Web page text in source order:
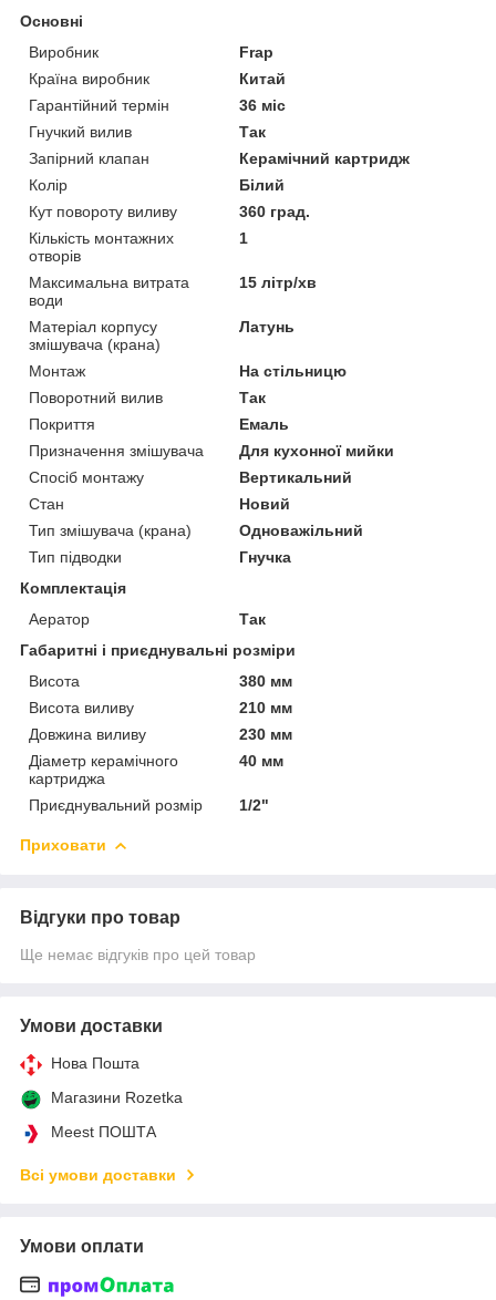
Основні
Виробник
Frap
Країна виробник
Китай
Гарантійний термін
36 міс
Гнучкий вилив
Так
Запірний клапан
Керамічний картридж
Колір
Білий
Кут повороту виливу
360 град.
Кількість монтажних
отворів
1
Максимальна витрата
води
15 літр/хв
Матеріал корпусу
змішувача (крана)
Латунь
Монтаж
На стільницю
Поворотний вилив
Так
Покриття
Емаль
Призначення змішувача
Для кухонної мийки
Спосіб монтажу
Вертикальний
Стан
Новий
Тип змішувача (крана)
Одноважільний
Тип підводки
Гнучка
Комплектація
Аератор
Так
Габаритні і приєднувальні розміри
Висота
380 мм
Висота виливу
210 мм
Довжина виливу
230 мм
Діаметр керамічного
картриджа
40 мм
Приєднувальний розмір 1/2"
Приховати
Відгуки про товар
Ще немає відгуків про цей товар
Умови доставки
Нова Пошта
Магазини Rozetka
Meest ПОШТА
Всі умови доставки
Умови оплати